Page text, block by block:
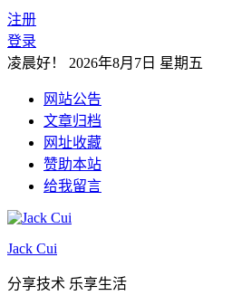
注册
登录
凌晨好！ 2026年8月7日 星期五
网站公告
文章归档
网址收藏
赞助本站
给我留言
Jack Cui
分享技术 乐享生活